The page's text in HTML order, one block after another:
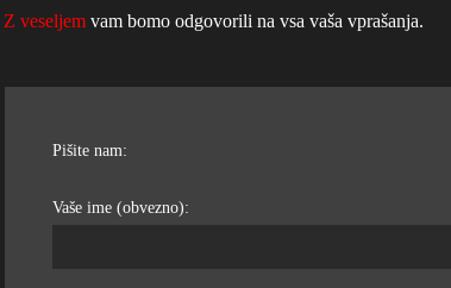
Z veseljemvam bomo odgovorili na vsa vaša vprašanja.
Pišite nam:
Vaše ime (obvezno):